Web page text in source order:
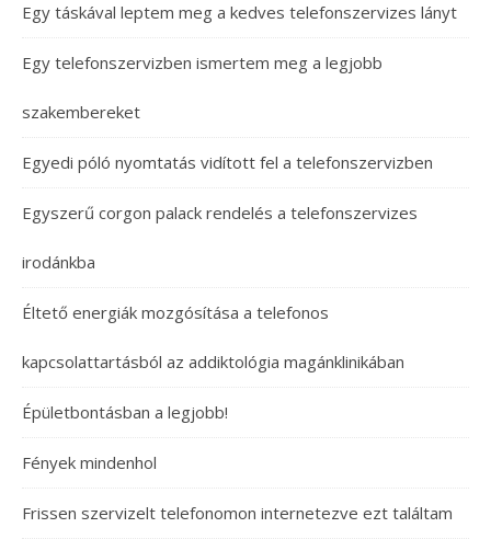
Egy táskával leptem meg a kedves telefonszervizes lányt
Egy telefonszervizben ismertem meg a legjobb
szakembereket
Egyedi póló nyomtatás vidított fel a telefonszervizben
Egyszerű corgon palack rendelés a telefonszervizes
irodánkba
Éltető energiák mozgósítása a telefonos
kapcsolattartásból az addiktológia magánklinikában
Épületbontásban a legjobb!
Fények mindenhol
Frissen szervizelt telefonomon internetezve ezt találtam